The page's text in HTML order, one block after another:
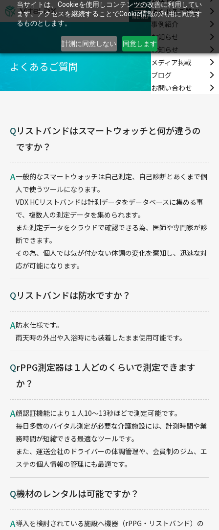
当サイトは、Cookieを使用しコンテンツの改善に利用してい
ます。アクセスを継続することでCookie情報の利用に同意す
るものとします。
計測に同意しない 同意します
MENU
よくあるご質問
事例紹介
お知らせ
お知らせ
メディア掲載
ブログ
お問い合わせ
よくあるご質問
Qリストバンドはスマートウォッチと何が違うの
ですか？
A一般的なスマートウォッチは自己測定、自己診断とあくまで個
人で使うツールになります。
VDX HCリストバンドは計測データをデータベースに集める事
で、複数人の測定データを集められます。
また測定データをクラウドで確認できる為、医師や専門家が診
断できます。
その為、個人では気が付かない体調の変化を察知し、迅速な対
応が可能になります。
Qリストバンドは防水ですか？
A防水仕様です。
雨天時の外出や入浴時にも装着したまま使用可能です。
QrPPG測定器は１人どのくらいで測定できます
か？
A顔認証機能により１人10〜13秒ほどで測定可能です。
毎日多数のバイタル測定が必要な介護施設には、計測時間や業
務時間が短縮できる最適なツールです。
また、運送会社のドライバーの体調管理や、会員制のジム、エ
ステの個人情報の管理にも最適です。
Q機材のレンタルは可能ですか？
A導入を検討されている施設へ機器（rPPG・リストバンド）の